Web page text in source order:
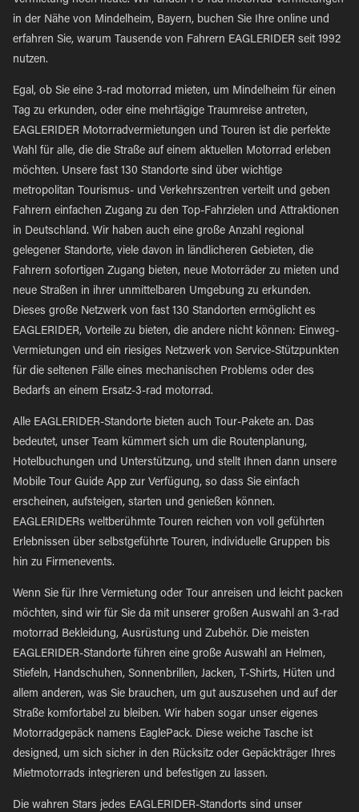
in der Nähe von Mindelheim, Bayern, buchen Sie Ihre online und
erfahren Sie, warum Tausende von Fahrern EAGLERIDER seit 1992
nutzen.
Egal, ob Sie eine 3-rad motorrad mieten, um Mindelheim für einen
Tag zu erkunden, oder eine mehrtägige Traumreise antreten,
EAGLERIDER Motorradvermietungen und Touren ist die perfekte
Wahl für alle, die die Straße auf einem aktuellen Motorrad erleben
möchten. Unsere fast 130 Standorte sind über wichtige
metropolitan Tourismus- und Verkehrszentren verteilt und geben
Fahrern einfachen Zugang zu den Top-Fahrzielen und Attraktionen
in Deutschland. Wir haben auch eine große Anzahl regional
gelegener Standorte, viele davon in ländlicheren Gebieten, die
Fahrern sofortigen Zugang bieten, neue Motorräder zu mieten und
neue Straßen in ihrer unmittelbaren Umgebung zu erkunden.
Dieses große Netzwerk von fast 130 Standorten ermöglicht es
EAGLERIDER, Vorteile zu bieten, die andere nicht können: Einweg-
Vermietungen und ein riesiges Netzwerk von Service-Stützpunkten
für die seltenen Fälle eines mechanischen Problems oder des
Bedarfs an einem Ersatz-3-rad motorrad.
Alle EAGLERIDER-Standorte bieten auch Tour-Pakete an. Das
bedeutet, unser Team kümmert sich um die Routenplanung,
Hotelbuchungen und Unterstützung, und stellt Ihnen dann unsere
Mobile Tour Guide App zur Verfügung, so dass Sie einfach
erscheinen, aufsteigen, starten und genießen können.
EAGLERIDERs weltberühmte Touren reichen von voll geführten
Erlebnissen über selbstgeführte Touren, individuelle Gruppen bis
hin zu Firmenevents.
Wenn Sie für Ihre Vermietung oder Tour anreisen und leicht packen
möchten, sind wir für Sie da mit unserer großen Auswahl an 3-rad
motorrad Bekleidung, Ausrüstung und Zubehör. Die meisten
EAGLERIDER-Standorte führen eine große Auswahl an Helmen,
Stiefeln, Handschuhen, Sonnenbrillen, Jacken, T-Shirts, Hüten und
allem anderen, was Sie brauchen, um gut auszusehen und auf der
Straße komfortabel zu bleiben. Wir haben sogar unser eigenes
Motorradgepäck namens EaglePack. Diese weiche Tasche ist
designed, um sich sicher in den Rücksitz oder Gepäckträger Ihres
Mietmotorrads integrieren und befestigen zu lassen.
Die wahren Stars jedes EAGLERIDER-Standorts sind unser